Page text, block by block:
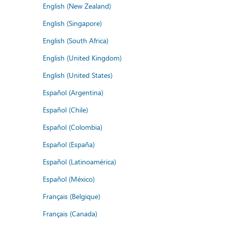
English (New Zealand)
English (Singapore)
English (South Africa)
English (United Kingdom)
English (United States)
Español (Argentina)
Español (Chile)
Español (Colombia)
Español (España)
Español (Latinoamérica)
Español (México)
Français (Belgique)
Français (Canada)